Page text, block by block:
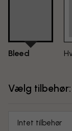
Bleed
Vælg tilbehør:
Intet tilbehør